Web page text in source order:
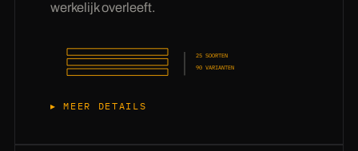
daarvoor hebben wij de ontwikkeling in huis
past.
werkelijk overleeft.
25 SOORTEN
90 VARIANTEN
MEER DETAILS